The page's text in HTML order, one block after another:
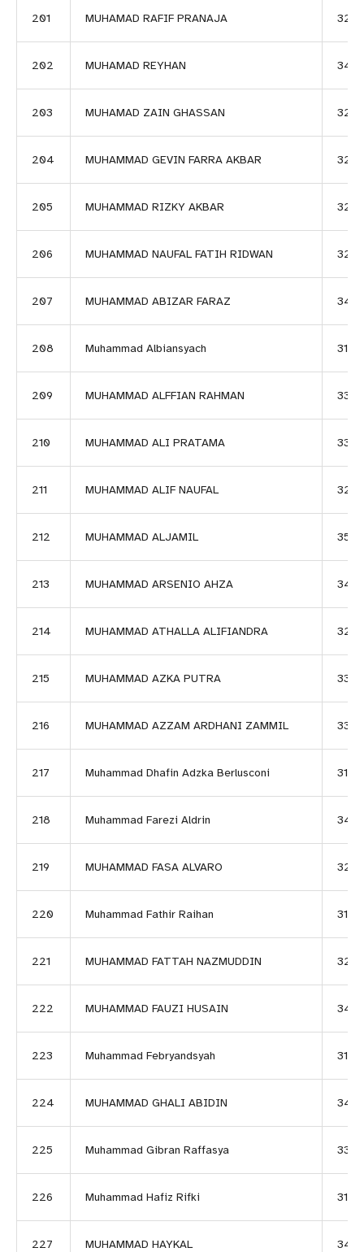
201 MUHAMAD RAFIF PRANAJA 3211
202 MUHAMAD REYHAN 3459
203 MUHAMAD ZAIN GHASSAN 3272
204 MUHAMMAD GEVIN FARRA AKBAR 3218
205 MUHAMMAD RIZKY AKBAR
206 MUHAMMAD NAUFAL FATIH RIDWAN 3219
207 MUHAMMAD ABIZAR FARAZ 3416
208 Muhammad Albiansyach 3149
209 MUHAMMAD ALFFIAN RAHMAN 3390
210 MUHAMMAD ALI PRATAMA 3365
211 MUHAMMAD ALIF NAUFAL 3214
212 MUHAMMAD ALJAMIL 3503
213 MUHAMMAD ARSENIO AHZA 3417
214 MUHAMMAD ATHALLA ALIFIANDRA 3215
215 MUHAMMAD AZKA PUTRA 3391
216 MUHAMMAD AZZAM ARDHANI ZAMMIL 3337
217 Muhammad Dhafin Adzka Berlusconi 3150
218 Muhammad Farezi Aldrin 3437
219 MUHAMMAD FASA ALVARO 3216
220 Muhammad Fathir Raihan 3141
221 MUHAMMAD FATTAH NAZMUDDIN 3217
222 MUHAMMAD FAUZI HUSAIN
223 Muhammad Febryandsyah 3153
224 MUHAMMAD GHALI ABIDIN 3418
225 Muhammad Gibran Raffasya 3392
226 Muhammad Hafiz Rifki 3154
227 MUHAMMAD HAYKAL 3419